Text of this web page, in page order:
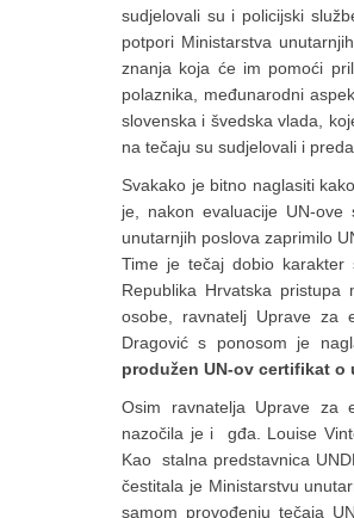
sudjelovali su i policijski
potpori Ministarstva
znanja koja će im pomoći
polaznika, međunarodni
slovenska i švedska vlada,
na tečaju su sudjelovali i
Svakako je bitno naglasiti
je, nakon evaluacije UN-
unutarnjih poslova zaprimilo
Time je tečaj dobio karakter
Republika Hrvatska
osobe, ravnatelj Uprave za
Dragović s ponosom je
produžen UN-ov certifikat o
Osim ravnatelja Uprave za
nazočila je i gđa. Louise
Kao stalna predstavnica
čestitala je Ministarstvu
samom provođenju tečaja